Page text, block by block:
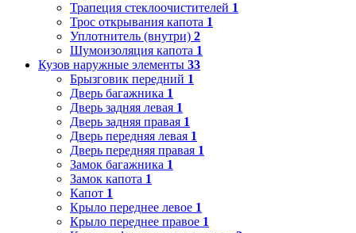
Трапеция стеклоочистителей 1
Трос открывания капота 1
Уплотнитель (внутри) 2
Шумоизоляция капота 1
Кузов наружные элементы 33
Брызговик передний 1
Дверь багажника 1
Дверь задняя левая 1
Дверь задняя правая 1
Дверь передняя левая 1
Дверь передняя правая 1
Замок багажника 1
Замок капота 1
Капот 1
Крыло переднее левое 1
Крыло переднее правое 1